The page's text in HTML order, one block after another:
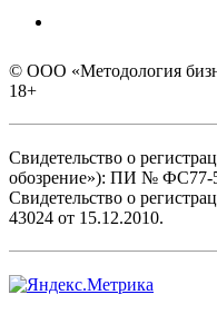
© ООО «Методология
18+
Свидетельство о
обозрение»): ПИ № ФС77-
Свидетельство о
43024 от 15.12.2010.